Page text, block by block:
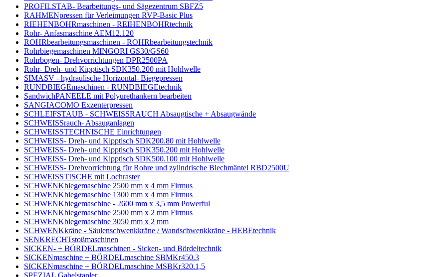
PROFILSTAB- Bearbeitungs- und Sägezentrum SBFZ5
RAHMENpressen für Verleimungen RVP-Basic Plus
RIEHENBOHRmaschinen - REIHENBOHRtechnik
Rohr- Anfasmaschine AEM12.120
ROHRbearbeitungsmaschinen - ROHRbearbeitungstechnik
Rohrbiegemaschinen MINGORI GS30/GS60
Rohrbogen- Drehvorrichtungen DPR2500PA
Rohr- Dreh- und Kipptisch SDK350.200 mit Hohlwelle
SIMASV - hydraulische Horizontal- Biegepressen
RUNDBIEGEmaschinen - RUNDBIEGEtechnik
SandwichPANEELE mit Polyurethankern bearbeiten
SANGIACOMO Exzenterpressen
SCHLEIFSTAUB - SCHWEISSRAUCH Absaugtische + Absaugwände
SCHWEISSrauch- Absauganlagen
SCHWEISSTECHNISCHE Einrichtungen
SCHWEISS- Dreh- und Kipptisch SDK200.80 mit Hohlwelle
SCHWEISS- Dreh- und Kipptisch SDK350.200 mit Hohlwelle
SCHWEISS- Dreh- und Kipptisch SDK500.100 mit Hohlwelle
SCHWEISS- Drehvorrichtung für Rohre und zylindrische Blechmäntel RBD2500U
SCHWEISSTISCHE mit Lochraster
SCHWENKbiegemaschine 2500 mm x 4 mm Firmus
SCHWENKbiegemaschine 1300 mm x 4 mm Firmus
SCHWENKbiegemaschine - 2600 mm x 3,5 mm Powerful
SCHWENKbiegemaschine 2500 mm x 2 mm Firmus
SCHWENKbiegemaschine 3050 mm x 2 mm
SCHWENKkräne - Säulenschwenkkräne / Wandschwenkkräne - HEBEtechnik
SENKRECHTstoßmaschinen
SICKEN- + BÖRDELmaschinen - Sicken- und Bördeltechnik
SICKENmaschine + BÖRDELmaschine SBMKr450.3
SICKENmaschine + BÖRDELmaschine MSBKr320.1,5
SPEZIAL Gabelstapler